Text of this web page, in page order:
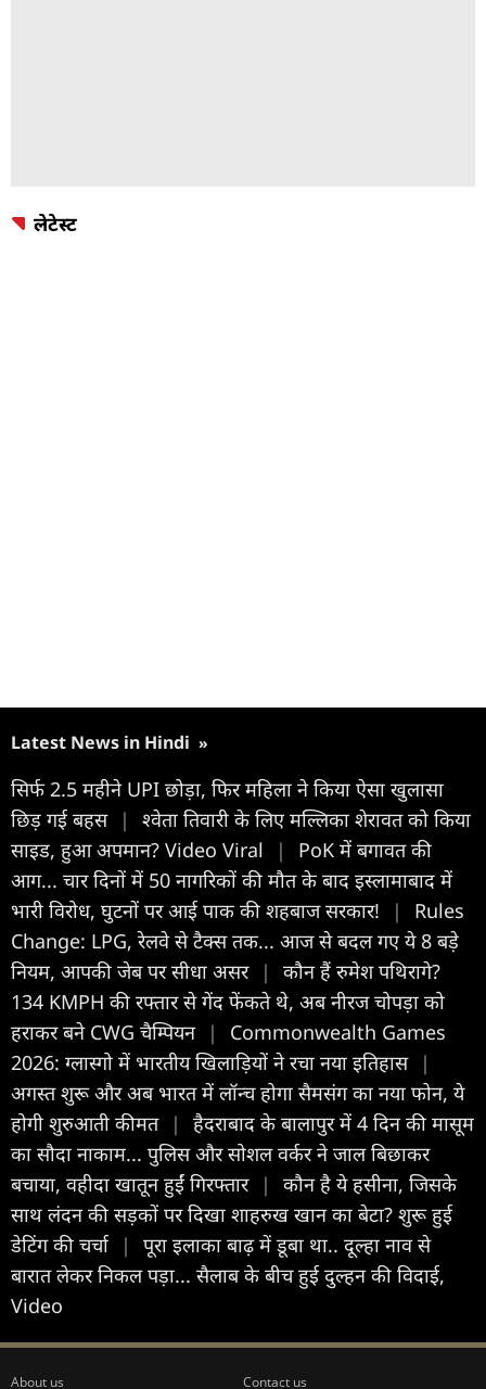
लेटेस्ट
Latest News in Hindi »
सिर्फ 2.5 महीने UPI छोड़ा, फिर महिला ने किया ऐसा खुलासा
छिड़ गई बहस |
श्वेता तिवारी के लिए मल्लिका शेरावत को किया
साइड, हुआ अपमान? Video Viral
|
PoK में बगावत की
आग... चार दिनों में 50 नागरिकों की मौत के बाद इस्लामाबाद में
भारी विरोध, घुटनों पर आई पाक की शहबाज सरकार!
|
Rules
Change: LPG, रेलवे से टैक्‍स तक... आज से बदल गए ये 8 बड़े
नियम, आपकी जेब पर सीधा असर |
कौन हैं रुमेश पथिरागे?
134 KMPH की रफ्तार से गेंद फेंकते थे, अब नीरज चोपड़ा को
हराकर बने CWG चैम्पियन |
Commonwealth Games
2026: ग्लास्गो में भारतीय खिलाड़ियों ने रचा नया इतिहास |
अगस्त शुरू और अब भारत में लॉन्च होगा सैमसंग का नया फोन, ये
होगी शुरुआती कीमत |
हैदराबाद के बालापुर में 4 दिन की मासूम
का सौदा नाकाम... पुलिस और सोशल वर्कर ने जाल बिछाकर
बचाया, वहीदा खातून हुईं गिरफ्तार |
कौन है ये हसीना, जिसके
साथ लंदन की सड़कों पर दिखा शाहरुख खान का बेटा? शुरू हुई
डेटिंग की चर्चा
|
पूरा इलाका बाढ़ में डूबा था.. दूल्हा नाव से
बारात लेकर निकल पड़ा... सैलाब के बीच हुई दुल्हन की विदाई,
Video
About us Contact us